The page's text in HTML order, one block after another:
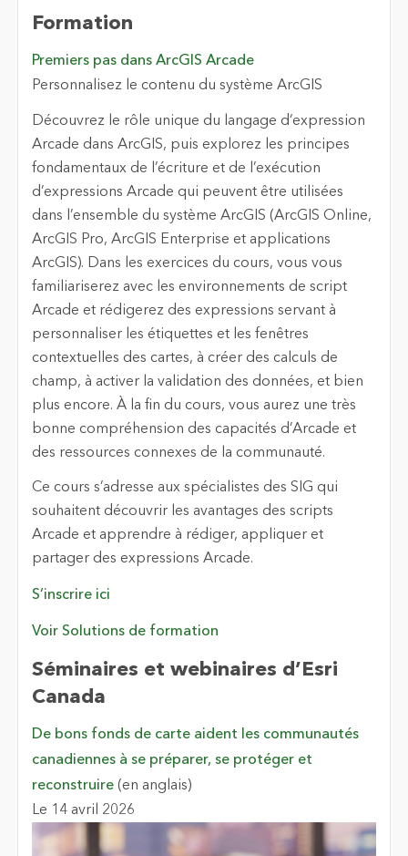
Formation
Premiers pas dans ArcGIS Arcade
Personnalisez le contenu du système ArcGIS
Découvrez le rôle unique du langage d’expression
Arcade dans ArcGIS, puis explorez les principes
fondamentaux de l’écriture et de l’exécution
d’expressions Arcade qui peuvent être utilisées
dans l’ensemble du système ArcGIS (ArcGIS Online,
ArcGIS Pro, ArcGIS Enterprise et applications
ArcGIS). Dans les exercices du cours, vous vous
familiariserez avec les environnements de script
Arcade et rédigerez des expressions servant à
personnaliser les étiquettes et les fenêtres
contextuelles des cartes, à créer des calculs de
champ, à activer la validation des données, et bien
plus encore. À la fin du cours, vous aurez une très
bonne compréhension des capacités d’Arcade et
des ressources connexes de la communauté.
Ce cours s’adresse aux spécialistes des SIG qui
souhaitent découvrir les avantages des scripts
Arcade et apprendre à rédiger, appliquer et
partager des expressions Arcade.
S’inscrire ici
Voir Solutions de formation
Séminaires et webinaires d’Esri
Canada
De bons fonds de carte aident les communautés
canadiennes à se préparer, se protéger et
reconstruire(en anglais)
Le 14 avril 2026